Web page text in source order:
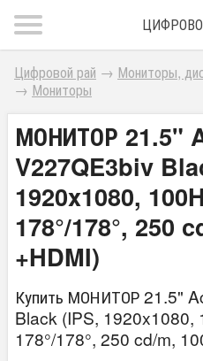
Цифровой рай → Мониторы,
→ Мониторы
МОНИТОР 21.5"
V227QE3biv
1920x1080,
178°/178°, 250
+HDMI)
Купить МОНИТОР 21.5"
Black (IPS, 1920x1080,
178°/178°, 250 cd/m,